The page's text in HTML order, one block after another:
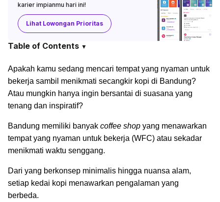
karier impianmu hari ini!
Lihat Lowongan Prioritas
Table of Contents ▼
Apakah kamu sedang mencari tempat yang nyaman untuk
bekerja sambil menikmati secangkir kopi di Bandung?
Atau mungkin hanya ingin bersantai di suasana yang
tenang dan inspiratif?
Bandung memiliki banyak coffee shop yang menawarkan
tempat yang nyaman untuk bekerja (WFC) atau sekadar
menikmati waktu senggang.
Dari yang berkonsep minimalis hingga nuansa alam,
setiap kedai kopi menawarkan pengalaman yang
berbeda.